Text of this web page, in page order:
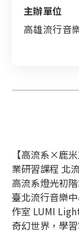
主辦單位
高雄流行音
【高流系×鹿
業研習課程 北
高流系燈光初
臺北流行音樂
作室 LUMI
奇幻世界，學